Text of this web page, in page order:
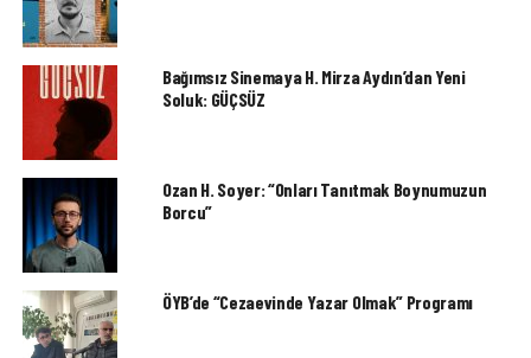
Bağımsız Sinemaya H. Mirza Aydın’dan Yeni
Soluk: GÜÇSÜZ
Ozan H. Soyer: “Onları Tanıtmak Boynumuzun
Borcu”
ÖYB’de “Cezaevinde Yazar Olmak” Programı